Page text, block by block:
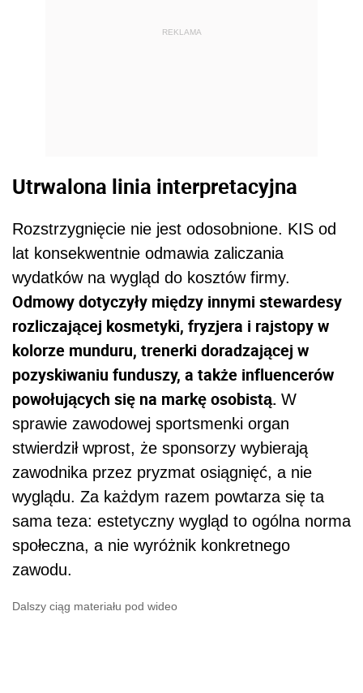
REKLAMA
Utrwalona linia interpretacyjna
Rozstrzygnięcie nie jest odosobnione. KIS od
lat konsekwentnie odmawia zaliczania
wydatków na wygląd do kosztów firmy.
Odmowy dotyczyły między innymi stewardesy
rozliczającej kosmetyki, fryzjera i rajstopy w
kolorze munduru, trenerki doradzającej w
pozyskiwaniu funduszy, a także influencerów
powołujących się na markę osobistą. W
sprawie zawodowej sportsmenki organ
stwierdził wprost, że sponsorzy wybierają
zawodnika przez pryzmat osiągnięć, a nie
wyglądu. Za każdym razem powtarza się ta
sama teza: estetyczny wygląd to ogólna norma
społeczna, a nie wyróżnik konkretnego
zawodu.
Dalszy ciąg materiału pod wideo